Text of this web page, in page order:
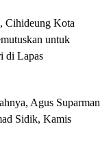
Cihideung Kota
untuk
di Lapas
Agus Suparman
Sidik, Kamis